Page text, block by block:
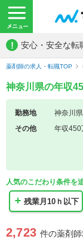
! 安心・安全な転
薬剤師の求人・転職TOP
神奈川県の年収
勤務地
神奈川
その他
年収450
人気のこだわり条件を
残業月10ｈ以下
2,723 件の薬剤師